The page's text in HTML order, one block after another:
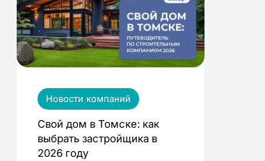
Новости компаний
Свой дом в Томске: как
выбрать застройщика в
2026 году